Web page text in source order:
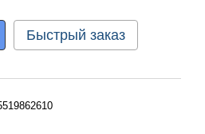
Быстрый заказ